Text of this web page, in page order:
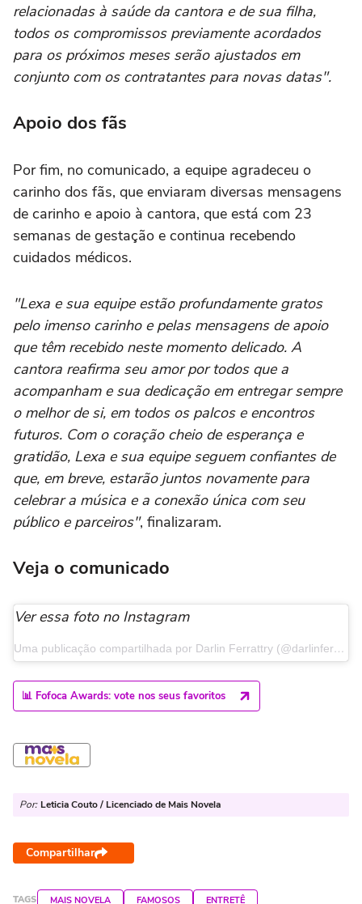
relacionadas à saúde da cantora e de sua filha,
todos os compromissos previamente acordados
para os próximos meses serão ajustados em
conjunto com os contratantes para novas datas".
Apoio dos fãs
Por fim, no comunicado, a equipe agradeceu o
carinho dos fãs, que enviaram diversas mensagens
de carinho e apoio à cantora, que está com 23
semanas de gestação e continua recebendo
cuidados médicos.
"Lexa e sua equipe estão profundamente gratos
pelo imenso carinho e pelas mensagens de apoio
que têm recebido neste momento delicado. A
cantora reafirma seu amor por todos que a
acompanham e sua dedicação em entregar sempre
o melhor de si, em todos os palcos e encontros
futuros. Com o coração cheio de esperança e
gratidão, Lexa e sua equipe seguem confiantes de
que, em breve, estarão juntos novamente para
celebrar a música e a conexão única com seu
público e parceiros", finalizaram.
Veja o comunicado
Ver essa foto no Instagram
Uma publicação compartilhada por Darlin Ferrattry (@darlinferrattry)
📊 Fofoca Awards: vote nos seus favoritos
Por: Leticia Couto / Licenciado de Mais Novela
Compartilhar
TAGS MAIS NOVELA FAMOSOS ENTRETÊ